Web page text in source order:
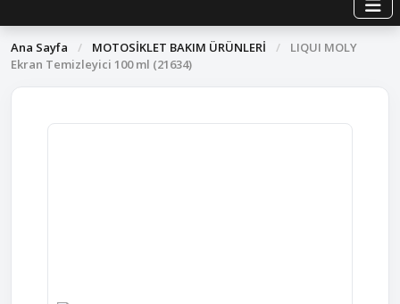
Ana Sayfa / MOTOSİKLET BAKIM ÜRÜNLERİ /
LIQUI MOLY
Ekran Temizleyici 100 ml (21634)